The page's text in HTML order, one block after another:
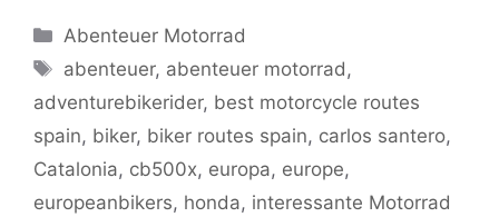
c
e
b
o
o
k
itt
er
ai
l
at
s
A
p
p
g
er
y
Li
n
k
gr
a
m
Kategorien
Abenteuer Motorrad
Schlagwörter
abenteuer, abenteuer motorrad ,
adventurebikerider, best motorcycle routes
spain, biker, biker routes spain, carlos santero,
Catalonia, cb500x, europa, europe,
europeanbikers, honda, interessante Motorrad